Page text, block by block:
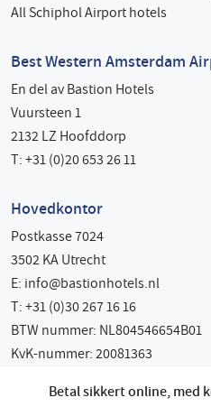
All Schiphol Airport hotels
Best Western Amsterdam
En del av Bastion Hotels
Vuursteen 1
2132 LZ Hoofddorp
T: +31 (0)20 653 26 11
Hovedkontor
Postkasse 7024
3502 KA Utrecht
E: info@bastionhotels.nl
T: +31 (0)30 267 16 16
BTW nummer: NL804546654B01
KvK-nummer: 20081363
Betal sikkert online, med